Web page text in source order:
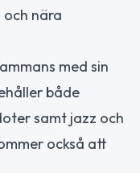
nära
med sin
både
samt jazz och
också att